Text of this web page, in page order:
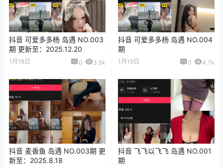
抖音 可爱多多杨 岛遇 NO.003
期 更新至：2025.12.20
1月18日 0 3.5k
抖音 可爱多多杨 岛遇 NO.004
期
1月19日 0 4.7k
抖音 麦香鱼 岛遇 NO.003期 更
新至：2025.8.18
抖音 飞飞以飞飞 岛遇 NO.001
期